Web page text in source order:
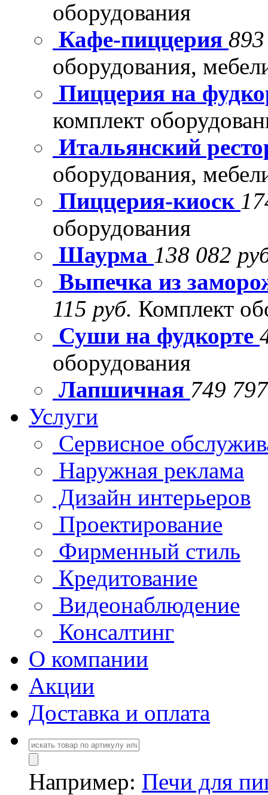
оборудования
Кафе-пиццерия
оборудования,
Пиццерия на
комплект
Итальянский
оборудования,
Пиццерия-киоск
оборудования
Шаурма 138 082
Выпечка из
115 руб. Комплект
Суши на фудкорте
оборудования
Лапшичная 749
Услуги
Сервисное
Наружная реклама
Дизайн интерьеров
Проектирование
Фирменный стиль
Кредитование
Видеонаблюдение
Консалтинг
О компании
Акции
Доставка и оплата
Например: Печи для